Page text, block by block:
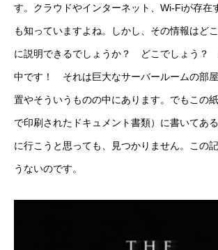
す。クラウドやインターネット、Wi-Fiが存在
も知っていますよね。しかし、その情報はど
に説明できるでしょうか？ どこでしょう？
中です！ それは巨大なサーバールームの部
置やそういうものの中にあります。でもこの
で印刷されたドキュメント書類）に書いてあ
に行こうと思っても、見つかりません。この
うないのです。